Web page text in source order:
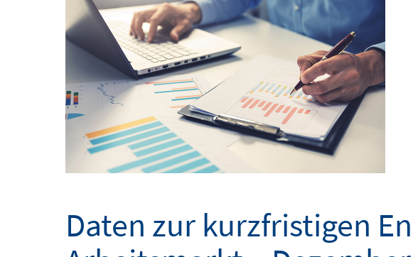
Daten zur kurzfristigen